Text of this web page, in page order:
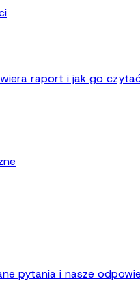
raport i jak go
pytania i nasze